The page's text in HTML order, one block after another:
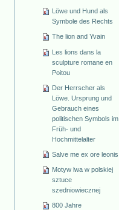
Löwe und Hund als
Symbole des Rechts
The lion and Yvain
Les lions dans la
sculpture romane en
Poitou
Der Herrscher als
Löwe. Ursprung und
Gebrauch eines
politischen Symbols im
Früh- und
Hochmittelalter
Salve me ex ore leonis
Motyw lwa w polskiej
sztuce
szedniowiecznej
800 Jahre